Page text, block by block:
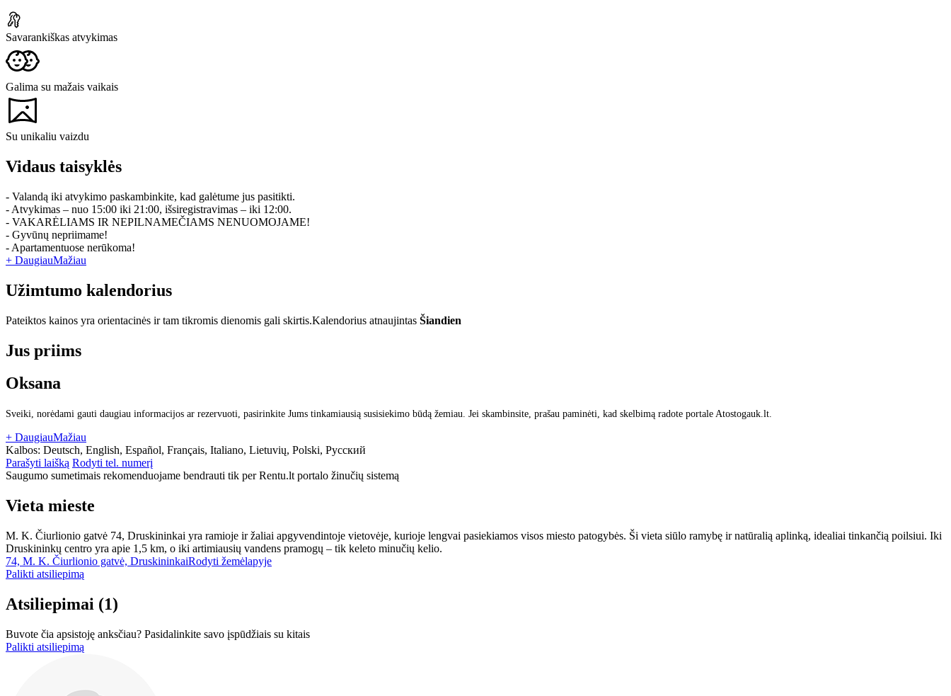
Savarankiškas atvykimas
Galima su mažais vaikais
Su unikaliu vaizdu
Vidaus taisyklės
- Valandą iki atvykimo paskambinkite, kad galėtume jus pasitikti.
- Atvykimas – nuo 15:00 iki 21:00, išsiregistravimas – iki 12:00.
- VAKARĖLIAMS IR NEPILNAMEČIAMS NENUOMOJAME!
- Gyvūnų nepriimame!
- Apartamentuose nerūkoma!
+ DaugiauMažiau
Užimtumo kalendorius
Pateiktos kainos yra orientacinės ir tam tikromis dienomis gali skirtis.Kalendorius atnaujintas Šiandien
Jus priims
Oksana
Sveiki, norėdami gauti daugiau informacijos ar rezervuoti, pasirinkite Jums tinkamiausią susisiekimo būdą žemiau. Jei skambinsite, prašau paminėti, kad skelbimą radote portale Atostogauk.lt.
+ DaugiauMažiau
Kalbos: Deutsch, English, Español, Français, Italiano, Lietuvių, Polski, Русский
Parašyti laišką Rodyti tel. numerį
Saugumo sumetimais rekomenduojame bendrauti tik per Rentu.lt portalo žinučių sistemą
Vieta mieste
M. K. Čiurlionio gatvė 74, Druskininkai yra ramioje ir žaliai apgyvendintoje vietovėje, kurioje lengvai pasiekiamos visos miesto patogybės. Ši vieta siūlo ramybę ir natūralią aplinką, idealiai tinkančią poilsiui. Iki
Druskininkų centro yra apie 1,5 km, o iki artimiausių vandens pramogų – tik keleto minučių kelio.
74, M. K. Čiurlionio gatvė, DruskininkaiRodyti žemėlapyje
Palikti atsiliepimą
Atsiliepimai (1)
Buvote čia apsistoję anksčiau? Pasidalinkite savo įspūdžiais su kitais
Palikti atsiliepimą